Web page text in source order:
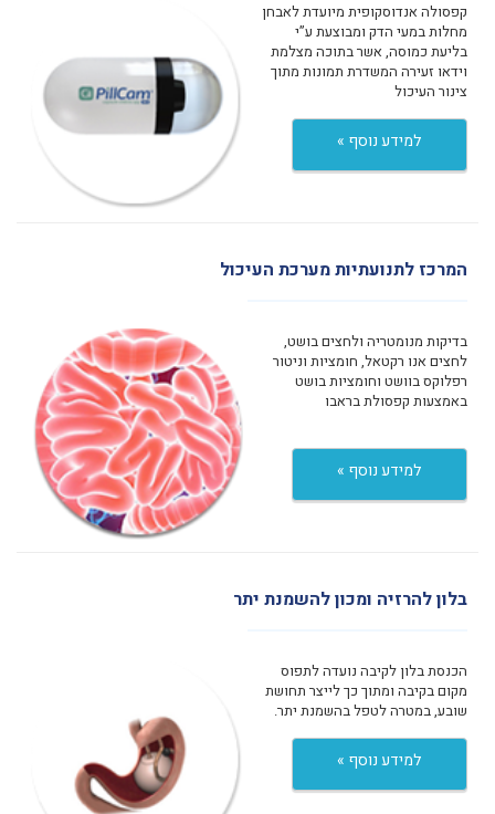
קפסולה אנדוסקופית מיועדת לאבחן
מחלות במעי הדק ומבוצעת ע”י
בליעת כמוסה, אשר בתוכה מצלמת
וידאו זעירה המשדרת תמונות מתוך
צינור העיכול
למידע נוסף »
המרכז לתנועתיות מערכת העיכול
בדיקות מנומטריה ולחצים בושט,
לחצים אנו רקטאל, חומציות וניטור
רפלוקס בוושט וחומציות בושט
באמצעות קפסולת בראבו
למידע נוסף »
בלון להרזיה ומכון להשמנת יתר
הכנסת בלון לקיבה נועדה לתפוס
מקום בקיבה ומתוך כך לייצר תחושת
שובע, במטרה לטפל בהשמנת יתר.
למידע נוסף »